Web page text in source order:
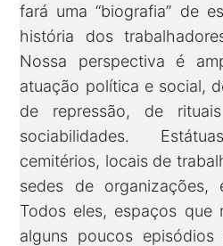
fará uma “biografia” de
história dos
Nossa perspectiva é
atuação política e social,
de repressão, de
sociabilidades.
cemitérios, locais de
sedes de organizações,
Todos eles, espaços que
alguns poucos